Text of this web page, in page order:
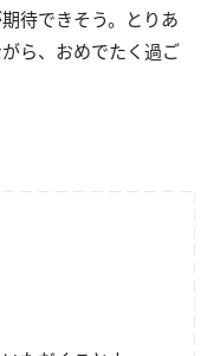
待できそう。とりあ
ら、おめでたく過ご